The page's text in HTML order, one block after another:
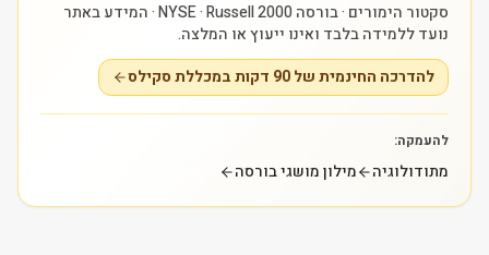
סקטור הימורים · בורסה NYSE · Russell 2000 · המידע באתר
נועד ללמידה בלבד ואינו ייעוץ או המלצה.
להדרכה החינמית של 90 דקות במכללת סקילס
להעמקה:
מתודולוגיה מילון מושגי בורסה